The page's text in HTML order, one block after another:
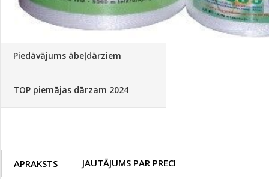
Novatec - izcils mēslošanai arī
sezonas otrajā pusē!
Piedāvājums ābeļdārziem
TOP piemājas dārzam 2024
APRAKSTS JAUTĀJUMS PAR PRECI